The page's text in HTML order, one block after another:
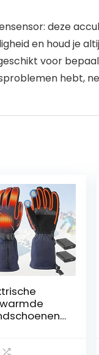
deze
en houd je
voor